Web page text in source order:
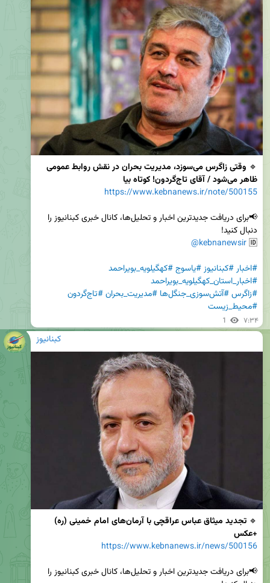
🔹
ظاهر می‌شود / آقای تاج‌گردون! کوتاه بیا
https://www.kebnanews.ir/note/500155
🆔
@kebnanewsir
#اخبار#کبنانیوز#یاسوج#کهگیلویه_بویراحمد
#اخبار_استان_کهگیلویه_بویراحمد
#زاگرس#آتش‌سوزی_جنگل‌ها #مدیریت_بحران#تاج‌گردون
#محیط_زیست
1 ۷:۳۴
کبنانیوز
🔹
+عکس
https://www.kebnanews.ir/news/500156